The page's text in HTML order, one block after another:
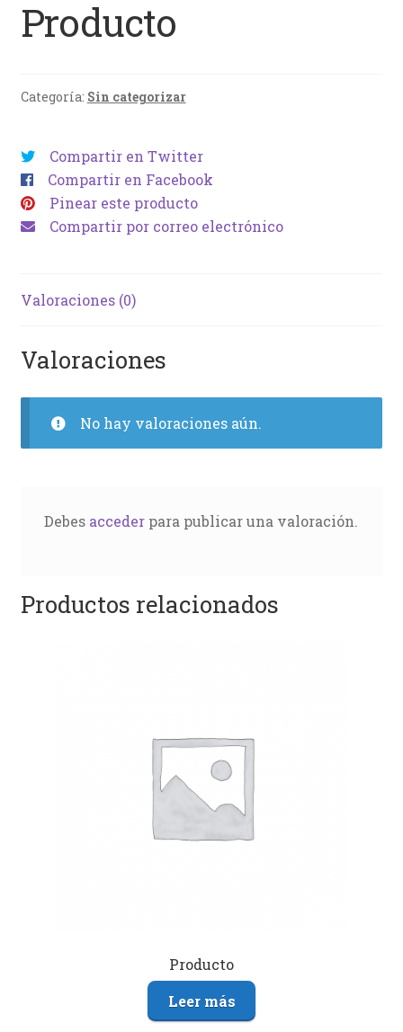
Producto
Categoría: Sin categorizar
Compartir en Twitter
Compartir en Facebook
Pinear este producto
Compartir por correo electrónico
Valoraciones (0)
Valoraciones
No hay valoraciones aún.
Debes accederpara publicar una valoración.
Productos relacionados
Producto
Leer más